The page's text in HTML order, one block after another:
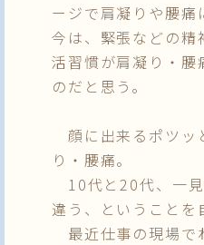
ージで肩凝りや腰痛
今は、緊張などの精
活習慣が肩凝り・腰
のだと思う。
顔に出来るポツッ
り・腰痛。
10代と20代、一
違う、ということを
最近仕事の現場で